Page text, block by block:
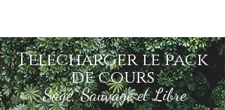
Télécharger le pack
de cours
Sage, Sauvage et Libre